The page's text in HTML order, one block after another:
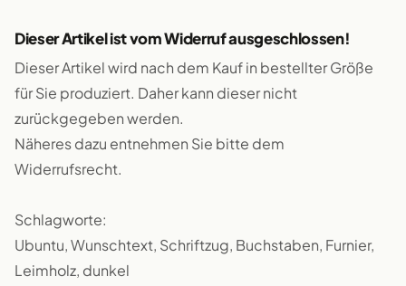
Dieser Artikel ist vom Widerruf ausgeschlossen!
Dieser Artikel wird nach dem Kauf in bestellter Größe
für Sie produziert. Daher kann dieser nicht
zurückgegeben werden.
Näheres dazu entnehmen Sie bitte dem
Widerrufsrecht.
Schlagworte:
Ubuntu, Wunschtext, Schriftzug, Buchstaben, Furnier,
Leimholz, dunkel